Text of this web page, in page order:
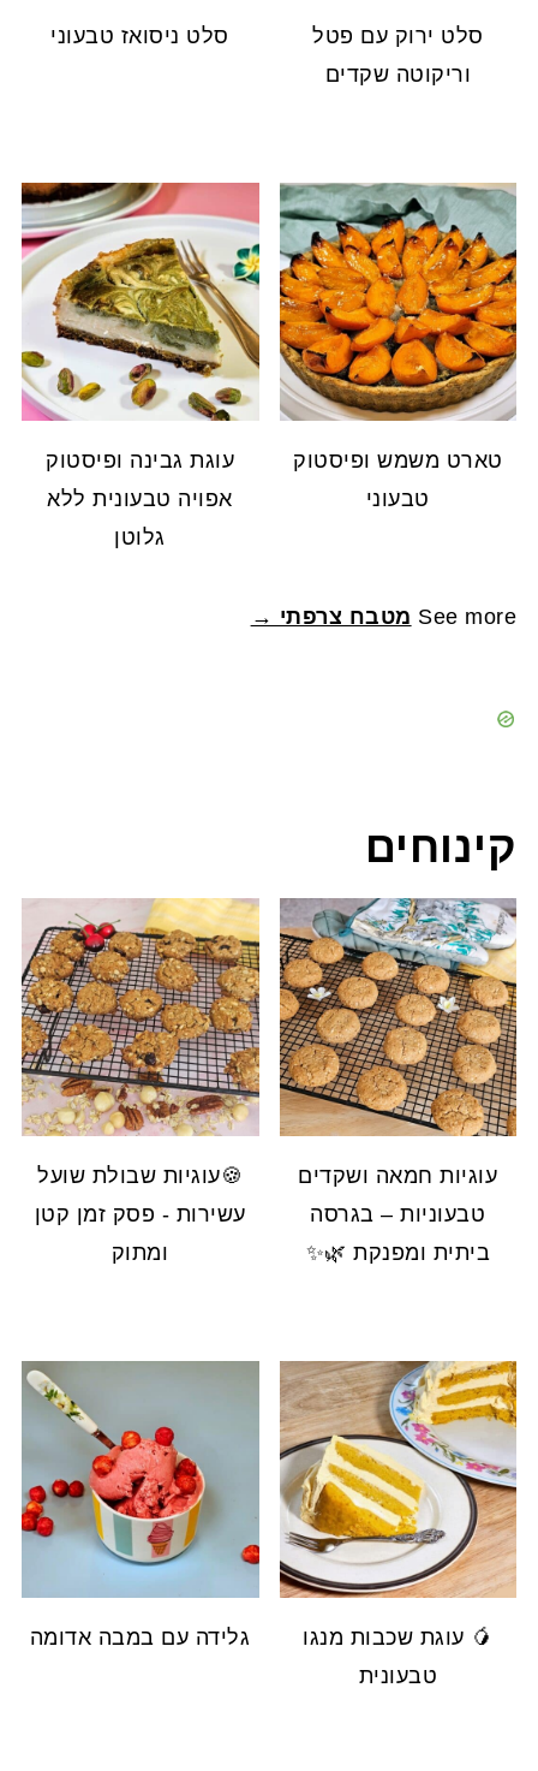
סלט ירוק עם פטל
וריקוטה שקדים
סלט ניסואז טבעוני
טארט משמש ופיסטוק
טבעוני
עוגת גבינה ופיסטוק
אפויה טבעונית ללא
גלוטן
See more מטבח צרפתי →
קינוחים
עוגיות חמאה ושקדים
טבעוניות – בגרסה
ביתית ומפנקת 🌿✨
🍪עוגיות שבולת שועל
עשירות - פסק זמן קטן
ומתוק
🥭 עוגת שכבות מנגו
טבעונית
גלידה עם במבה אדומה